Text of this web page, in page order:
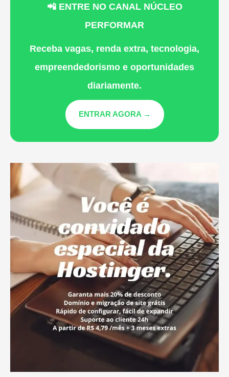
📲 ENTRE NO CANAL NÚCLEO
PERFORMAR
Receba vagas, renda extra, tecnologia,
empreendedorismo e oportunidades
diariamente.
ENTRAR AGORA →